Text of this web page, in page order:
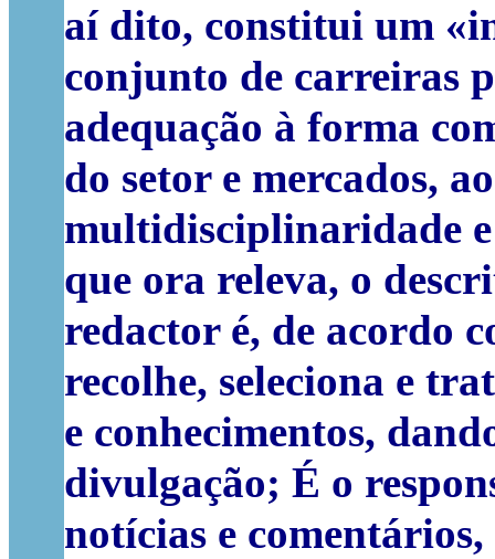
aí dito, constitui um
conjunto de carreiras
adequação à forma
do setor e mercados,
multidisciplinaridade
que ora releva, o
redactor é, de acordo
recolhe, seleciona e
e conhecimentos,
divulgação; É o
notícias e